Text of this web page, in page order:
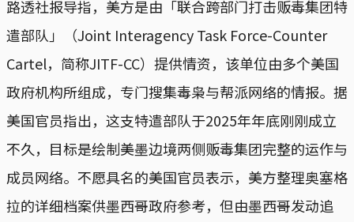
路透社报导指，美方是由「联合跨部门打击贩毒集团特
遣部队」（Joint Interagency Task Force-Counter
Cartel，简称JITF-CC）提供情资，该单位由多个美国
政府机构所组成，专门搜集毒枭与帮派网络的情报。据
美国官员指出，这支特遣部队于2025年年底刚刚成立
不久，目标是绘制美墨边境两侧贩毒集团完整的运作与
成员网络。不愿具名的美国官员表示，美方整理奥塞格
拉的详细档案供墨西哥政府参考，但由墨西哥发动追